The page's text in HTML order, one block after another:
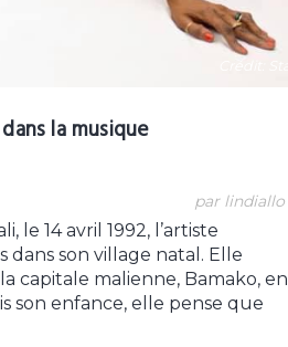
la musique
par lindiallo
le 14 avril 1992, l’artiste
dans son village natal. Elle
capitale malienne, Bamako, en
son enfance, elle pense que